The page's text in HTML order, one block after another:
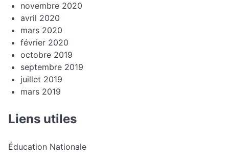
novembre 2020
avril 2020
mars 2020
février 2020
octobre 2019
septembre 2019
juillet 2019
mars 2019
Liens utiles
Éducation Nationale